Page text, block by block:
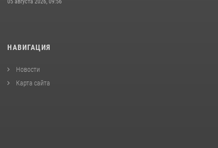
05 августа 2026, 09:56
НАВИГАЦИЯ
Новости
Карта сайта